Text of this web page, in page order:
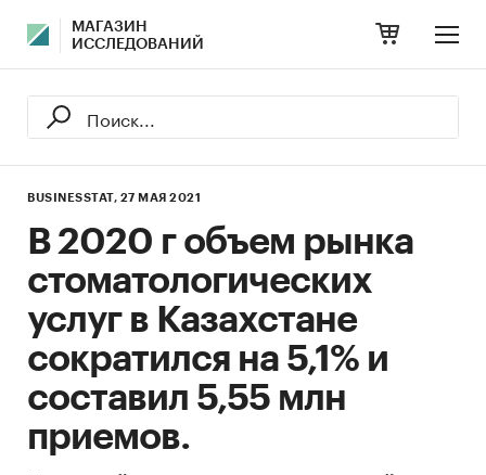
МАГАЗИН
ИССЛЕДОВАНИЙ
BUSINESSTAT, 27 МАЯ 2021
В 2020 г объем рынка
стоматологических
услуг в Казахстане
сократился на 5,1% и
составил 5,55 млн
приемов.